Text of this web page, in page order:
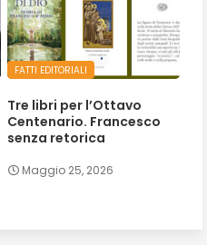
FATTI EDITORIALI
Tre libri per l’Ottavo
Centenario. Francesco
senza retorica
Maggio 25, 2026